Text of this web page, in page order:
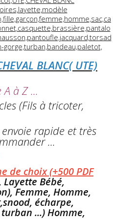
BLANC( UTE)
à Z ...
(Fils à tricoter,
rapide et très
...
de choix (+500 PDF
Bébé,
Femme, Homme,
écharpe,
...) Homme,